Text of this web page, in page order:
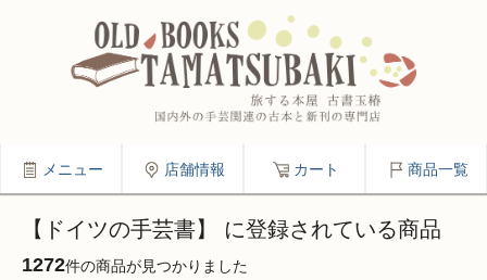
メニュー 店舗情報 カート 商品一覧
【ドイツの手芸書】 に登録されている商品
1272件の商品が見つかりました